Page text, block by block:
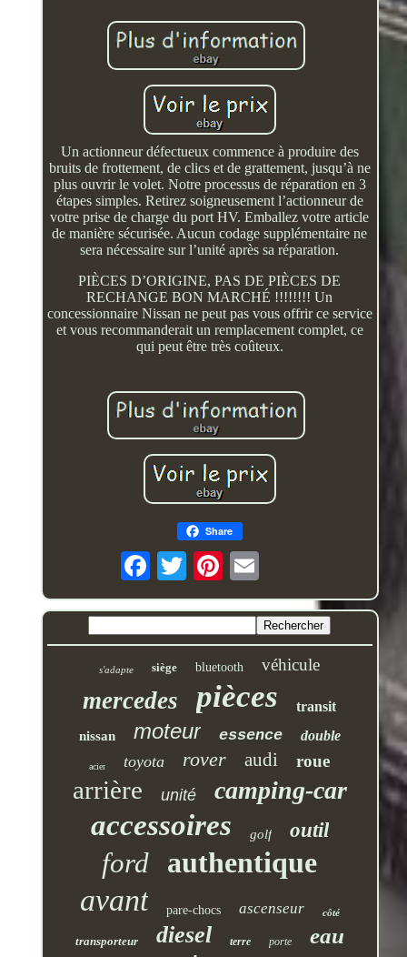
Un actionneur défectueux commence à produire des
bruits de frottement, de clics et de grattement, jusqu’à ne
plus ouvrir le volet. Notre processus de réparation en 3
étapes simples. Retirez soigneusement l’actionneur de
votre prise de charge du port HV. Emballez votre article
de manière sécurisée. Aucun codage supplémentaire ne
sera nécessaire sur l’unité après sa réparation.
PIÈCES D’ORIGINE, PAS DE PIÈCES DE
RECHANGE BON MARCHÉ !!!!!!!! Un
concessionnaire Nissan ne peut pas vous offrir ce service
et vous recommanderait un remplacement complet, ce
qui peut être très coûteux.
Share
s'adapte siège bluetooth véhicule
mercedes pièces transit
nissan moteur essence double
acier toyota rover audi roue
arrière unité camping-car
accessoires golf outil
ford authentique
avant pare-chocs ascenseur côté
transporteur diesel terre porte eau